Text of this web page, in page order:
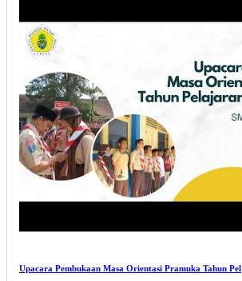
Upacara Pembukaan Masa Orientasi Pramuka Tahun Pel